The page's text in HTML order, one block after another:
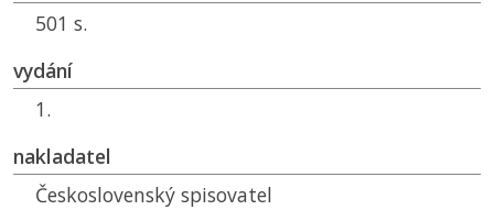
501 s.
vydání
1.
nakladatel
Československý spisovatel